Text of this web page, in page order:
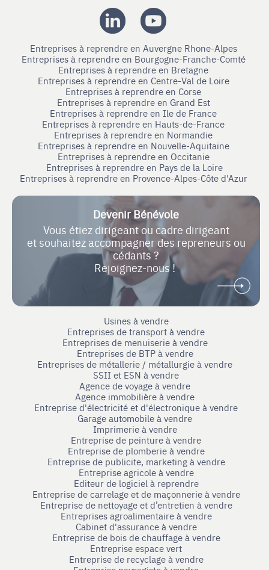
Entreprises à reprendre en Auvergne Rhone-Alpes
Entreprises à reprendre en Bourgogne-Franche-Comté
Entreprises à reprendre en Bretagne
Entreprises à reprendre en Centre-Val de Loire
Entreprises à reprendre en Corse
Entreprises à reprendre en Grand Est
Entreprises à reprendre en Ile de France
Entreprises à reprendre en Hauts-de-France
Entreprises à reprendre en Normandie
Entreprises à reprendre en Nouvelle-Aquitaine
Entreprises à reprendre en Occitanie
Entreprises à reprendre en Pays de la Loire
Entreprises à reprendre en Provence-Alpes-Côte d'Azur
Devenir Bénévole
Vous étiez dirigeant ou cadre dirigeant
et souhaitez accompagner des repreneurs ou
cédants ?
Rejoignez-nous !
Usines à vendre
Entreprises de transport à vendre
Entreprises de menuiserie à vendre
Entreprises de BTP à vendre
Entreprises de métallerie / métallurgie à vendre
SSII et ESN à vendre
Agence de voyage à vendre
Agence immobilière à vendre
Entreprise d'électricité et d'électronique à vendre
Garage automobile à vendre
Imprimerie à vendre
Entreprise de peinture à vendre
Entreprise de plomberie à vendre
Entreprise de publicite, marketing à vendre
Entreprise agricole à vendre
Editeur de logiciel à reprendre
Entreprise de carrelage et de maçonnerie à vendre
Entreprise de nettoyage et d’entretien à vendre
Entreprises agroalimentaire à vendre
Cabinet d'assurance à vendre
Entreprise de bois de chauffage à vendre
Entreprise espace vert
Entreprise de recyclage à vendre